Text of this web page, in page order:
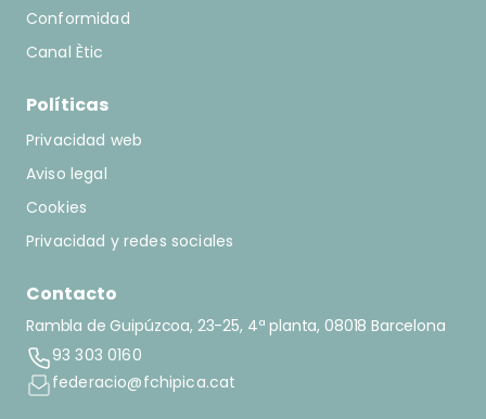
Conformidad
Canal Ètic
Políticas
Privacidad web
Aviso legal
Cookies
Privacidad y redes sociales
Contacto
Rambla de Guipúzcoa, 23-25, 4ª planta, 08018 Barcelona
93 303 0160
federacio@fchipica.cat